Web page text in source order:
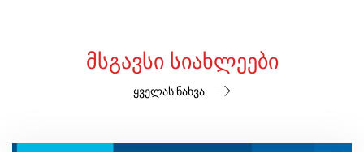
ᲛᲡᲒᲐᲕᲡᲘ ᲡᲘᲐᲮᲚᲔᲔᲑᲘ
ყველას ნახვა